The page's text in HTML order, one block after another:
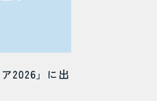
2026」に出